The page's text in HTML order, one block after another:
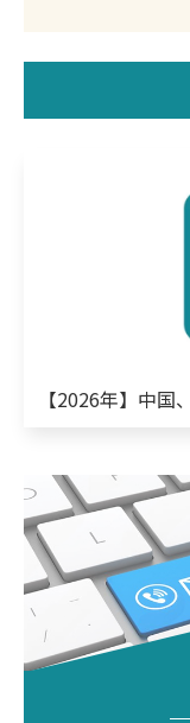
【2026年】中